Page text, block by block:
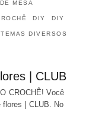
MESA
DIY DIY
TEMAS DIVERSOS
| CLUB
CROCHÊ! Você
flores | CLUB. No